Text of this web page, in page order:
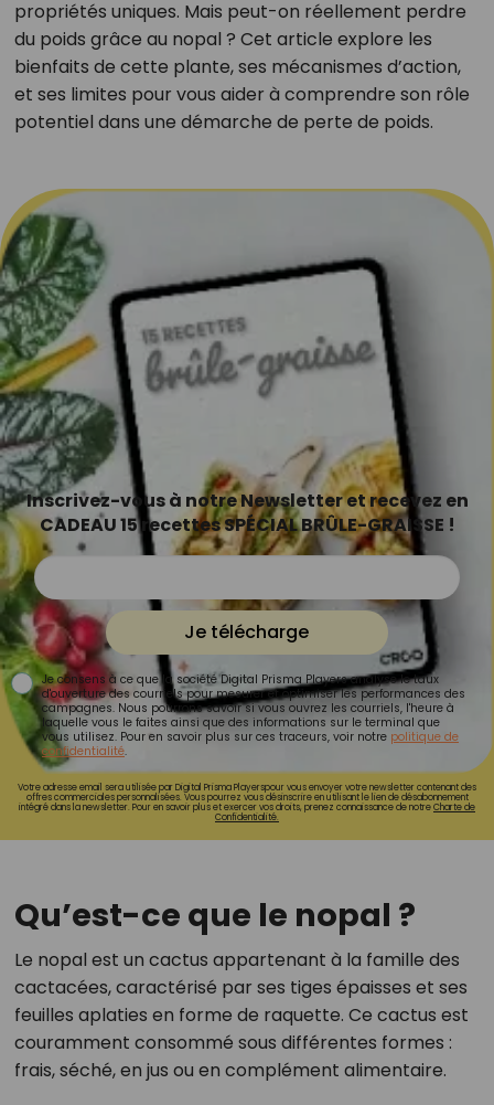
propriétés uniques. Mais peut-on réellement perdre
du poids grâce au nopal ? Cet article explore les
bienfaits de cette plante, ses mécanismes d’action,
et ses limites pour vous aider à comprendre son rôle
potentiel dans une démarche de perte de poids.
Inscrivez-vous à notre Newsletter et recevez en
CADEAU 15 recettes SPÉCIAL BRÛLE-GRAISSE !
Je télécharge
Je consens à ce que la société Digital Prisma Players analyse le taux
d'ouverture des courriels pour mesurer et optimiser les performances des
campagnes. Nous pourrons savoir si vous ouvrez les courriels, l'heure à
laquelle vous le faites ainsi que des informations sur le terminal que
vous utilisez. Pour en savoir plus sur ces traceurs, voir notre politique de
confidentialité.
Votre adresse email sera utilisée par Digital Prisma Playerspour vous envoyer votre newsletter contenant des
offres commerciales personnalisées. Vous pourrez vous désinscrire en utilisant le lien de désabonnement
intégré dans la newsletter. Pour en savoir plus et exercer vos droits, prenez connaissance de notreCharte de
Confidentialité.
Qu’est-ce que le nopal ?
Le nopal est un cactus appartenant à la famille des
cactacées, caractérisé par ses tiges épaisses et ses
feuilles aplaties en forme de raquette. Ce cactus est
couramment consommé sous différentes formes :
frais, séché, en jus ou en complément alimentaire.